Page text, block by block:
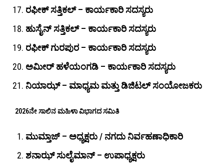
ರಫೀಕ್ ಸತ್ತಿಕಲ್ – ಕಾರ್ಯಕಾರಿ ಸದಸ್ಯರು
ಹುಸೈನ್ ಸತ್ತಿಕಲ್ – ಕಾರ್ಯಕಾರಿ ಸದಸ್ಯರು
ರಫೀಕ್ ಗುರಪುರ – ಕಾರ್ಯಕಾರಿ ಸದಸ್ಯರು
ಅಮೀರ್ ಹಳೆಯಂಗಡಿ – ಕಾರ್ಯಕಾರಿ ಸದಸ್ಯರು
ನಿಯಾಝ್ – ಮಾಧ್ಯಮ ಮತ್ತು ಡಿಜಿಟಲ್ ಸಂಯೋಜಕರು
2026ನೇ ಸಾಲಿನ ಮಹಿಳಾ ವಿಭಾಗದ ಸಮಿತಿ
ಮುಮ್ತಾಜ್ – ಅಧ್ಯಕ್ಷರು / ನಗದು ನಿರ್ವಹಣಾಧಿಕಾರಿ
ಶನಾಝ್ ಸುಲೈಮಾನ್ – ಉಪಾಧ್ಯಕ್ಷರು